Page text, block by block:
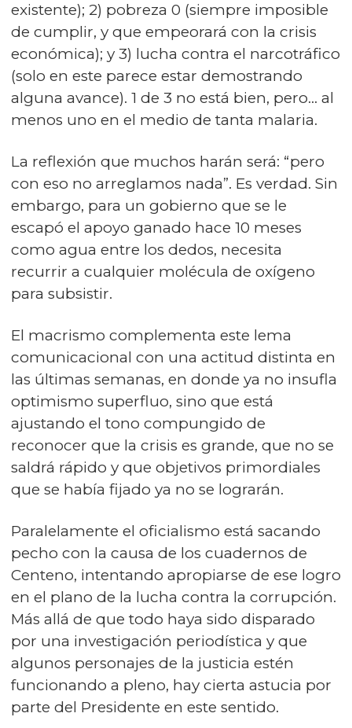
existente); 2) pobreza 0 (siempre imposible
de cumplir, y que empeorará con la crisis
económica); y 3) lucha contra el narcotráfico
(solo en este parece estar demostrando
alguna avance). 1 de 3 no está bien, pero… al
menos uno en el medio de tanta malaria.
La reflexión que muchos harán será: “pero
con eso no arreglamos nada”. Es verdad. Sin
embargo, para un gobierno que se le
escapó el apoyo ganado hace 10 meses
como agua entre los dedos, necesita
recurrir a cualquier molécula de oxígeno
para subsistir.
El macrismo complementa este lema
comunicacional con una actitud distinta en
las últimas semanas, en donde ya no insufla
optimismo superfluo, sino que está
ajustando el tono compungido de
reconocer que la crisis es grande, que no se
saldrá rápido y que objetivos primordiales
que se había fijado ya no se lograrán.
Paralelamente el oficialismo está sacando
pecho con la causa de los cuadernos de
Centeno, intentando apropiarse de ese logro
en el plano de la lucha contra la corrupción.
Más allá de que todo haya sido disparado
por una investigación periodística y que
algunos personajes de la justicia estén
funcionando a pleno, hay cierta astucia por
parte del Presidente en este sentido.